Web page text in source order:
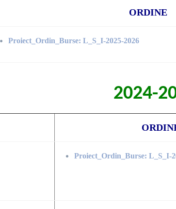
ORDINE
Proiect_Ordin_Burse: L_S_I-2025-2026
2024-
Proiect_Ordin_Burse: L_S_I-